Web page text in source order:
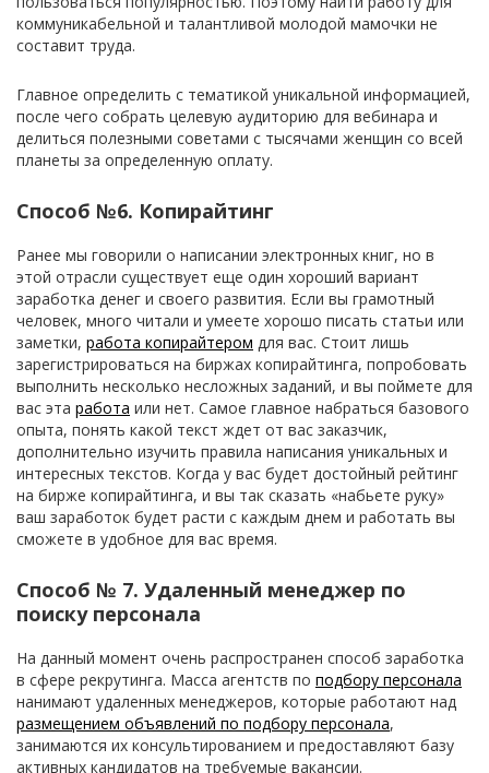
коммуникабельной и талантливой молодой мамочки не
составит труда.
Главное определить с тематикой уникальной информацией,
после чего собрать целевую аудиторию для вебинара и
делиться полезными советами с тысячами женщин со всей
планеты за определенную оплату.
Способ №6. Копирайтинг
Ранее мы говорили о написании электронных книг, но в
этой отрасли существует еще один хороший вариант
заработка денег и своего развития. Если вы грамотный
человек, много читали и умеете хорошо писать статьи или
заметки, работа копирайтером для вас. Стоит лишь
зарегистрироваться на биржах копирайтинга, попробовать
выполнить несколько несложных заданий, и вы поймете для
вас эта работа или нет. Самое главное набраться базового
опыта, понять какой текст ждет от вас заказчик,
дополнительно изучить правила написания уникальных и
интересных текстов. Когда у вас будет достойный рейтинг
на бирже копирайтинга, и вы так сказать «набьете руку»
ваш заработок будет расти с каждым днем и работать вы
сможете в удобное для вас время.
Способ № 7. Удаленный менеджер по
поиску персонала
На данный момент очень распространен способ заработка
в сфере рекрутинга. Масса агентств по подбору персонала
нанимают удаленных менеджеров, которые работают над
размещением объявлений по подбору персонала,
занимаются их консультированием и предоставляют базу
активных кандидатов на требуемые вакансии.